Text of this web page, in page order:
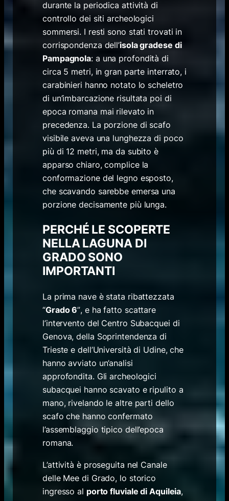
durante la periodica attività di
controllo dei siti archeologici
sommersi. I resti sono stati trovati in
corrispondenza dell’isola gradese di
Pampagnola:a una profondità di
circa 5 metri, in gran parte interrato, i
carabinieri hanno notato lo scheletro
di un’imbarcazione risultata poi di
epoca romana mai rilevato in
precedenza. La porzione di scafo
visibile aveva una lunghezza di poco
più di 12 metri, ma da subito è
apparso chiaro, complice la
conformazione del legno esposto,
che scavando sarebbe emersa una
porzione decisamente più lunga.
PERCHÉ LE SCOPERTE
NELLA LAGUNA DI
GRADO SONO
IMPORTANTI
La prima nave è stata ribattezzata
“Grado 6”, e ha fatto scattare
l’intervento del Centro Subacquei di
Genova, della Soprintendenza di
Trieste e dell’Università di Udine, che
hanno avviato un’analisi
approfondita. Gli archeologici
subacquei hanno scavato e ripulito a
mano, rivelando le altre parti dello
scafo che hanno confermato
l’assemblaggio tipico dell’epoca
romana.
L’attività è proseguita nel Canale
delle Mee di Grado, lo storico
ingresso al porto fluviale di Aquileia,